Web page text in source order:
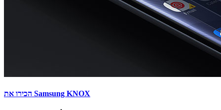
הכירו את Samsung KNOX